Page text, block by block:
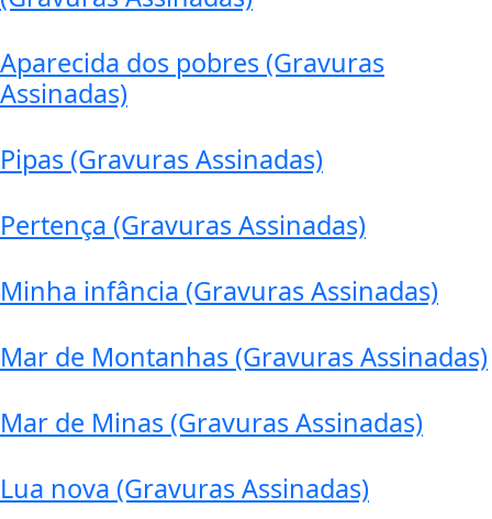
Aparecida dos pobres (Gravuras
Assinadas)
Pipas (Gravuras Assinadas)
Pertença (Gravuras Assinadas)
Minha infância (Gravuras Assinadas)
Mar de Montanhas (Gravuras Assinadas)
Mar de Minas (Gravuras Assinadas)
Lua nova (Gravuras Assinadas)